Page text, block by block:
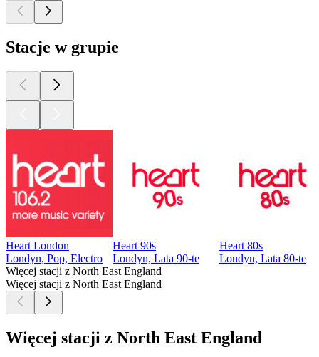
Stacje w grupie
Heart London
Londyn, Pop, Electro
Heart 90s
Londyn, Lata 90-te
Heart 80s
Londyn, Lata 80-te
Więcej stacji z North East England
Więcej stacji z North East England
Więcej stacji z North East England